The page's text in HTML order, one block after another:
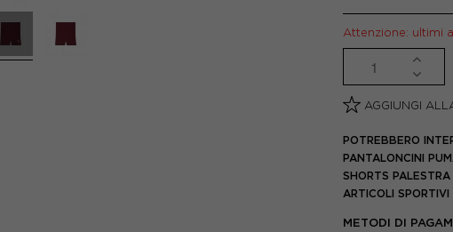
Attenzione: ultimi
AGGIUNGI
POTREBBERO
PANTALONCINI
SHORTS PALESTRA
ARTICOLI SPORTIVI
METODI DI